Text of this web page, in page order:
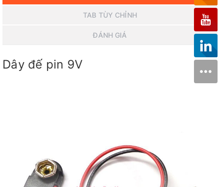
TAB TÙY CHỈNH
ĐÁNH GIÁ
Dây đế pin 9V